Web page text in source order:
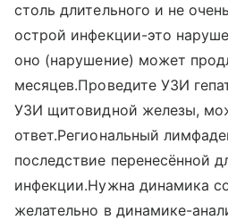
столь длительного и не
острой инфекции-это
оно (нарушение) может
месяцев.Проведите УЗИ
УЗИ щитовидной железы,
ответ.Региональный
последствие перенесённой
инфекции.Нужна динамика
желательно в динамике-